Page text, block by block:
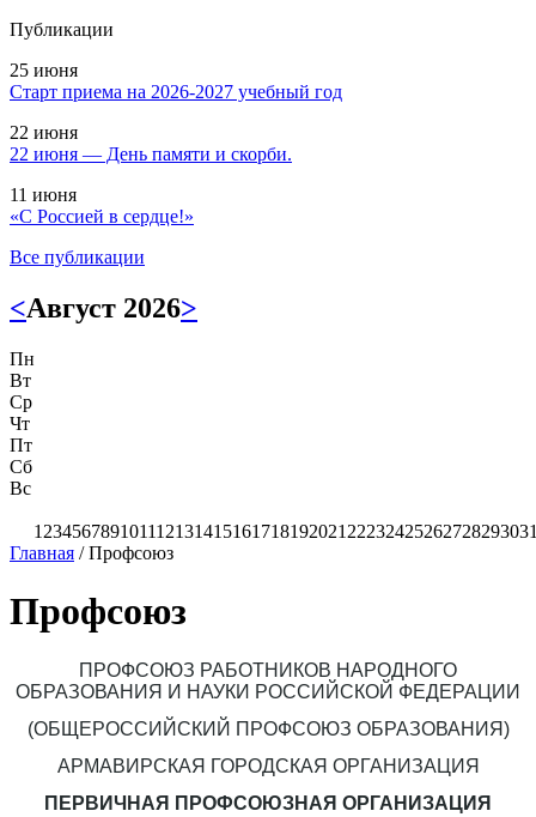
Публикации
25 июня
Старт приема на 2026-2027 учебный год
22 июня
22 июня — День памяти и скорби.
11 июня
«С Россией в сердце!»
Все публикации
<Август 2026>
Пн
Вт
Ср
Чт
Пт
Сб
Вс
1 23456789101112131415161718192021 222324252627282930
Главная /Профсоюз
Профсоюз
ПРОФСОЮЗ РАБОТНИКОВ НАРОДНОГО
ОБРАЗОВАНИЯ И НАУКИ РОССИЙСКОЙ ФЕДЕРАЦИИ
(ОБЩЕРОССИЙСКИЙ ПРОФСОЮЗ ОБРАЗОВАНИЯ)
АРМАВИРСКАЯ ГОРОДСКАЯ ОРГАНИЗАЦИЯ
ПЕРВИЧНАЯ ПРОФСОЮЗНАЯ ОРГАНИЗАЦИЯ